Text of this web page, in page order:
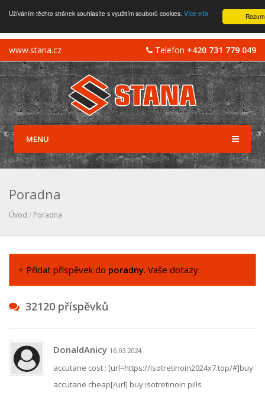
Užíváním těchto stránek souhlasíte s využitím souborů cookies. Více info
Telefon +420 731 779 049
www.stana.cz
MENU
Poradna
Úvod / Poradna
+ Přidat příspěvek do poradny. Vaše dotazy.
32120 příspěvků
DonaldAnicy 16.03.2024
accutane cost : [url=https://isotretinoin2024x7.top/#]buy
accutane cheap[/url] buy isotretinoin pills